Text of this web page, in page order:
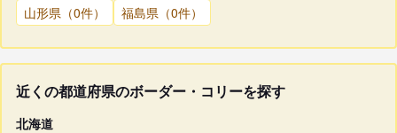
山形県（0件）
福島県（0件）
近くの都道府県のボーダー・コリーを探す
北海道